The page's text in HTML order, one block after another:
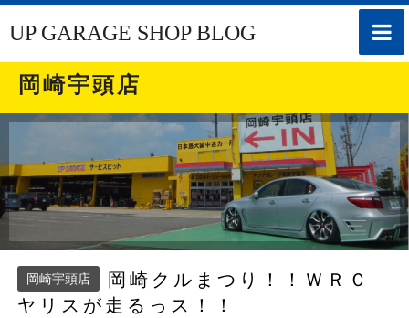
toggle
UP GARAGE SHOP BLOG
岡崎宇頭店
岡崎宇頭店
岡崎クルまつり！！ＷＲＣ
ヤリスが走るっス！！